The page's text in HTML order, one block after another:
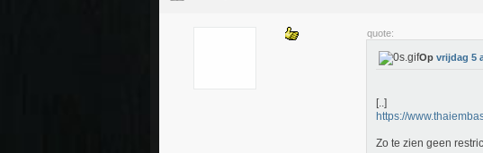
quote:
Op vrijdag 5
[..]
https://
Zo te zien geen